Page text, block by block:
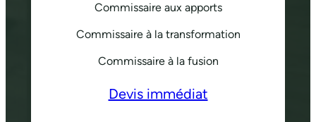
Commissaire aux apports
Commissaire à la transformation
Commissaire à la fusion
Devis immédiat